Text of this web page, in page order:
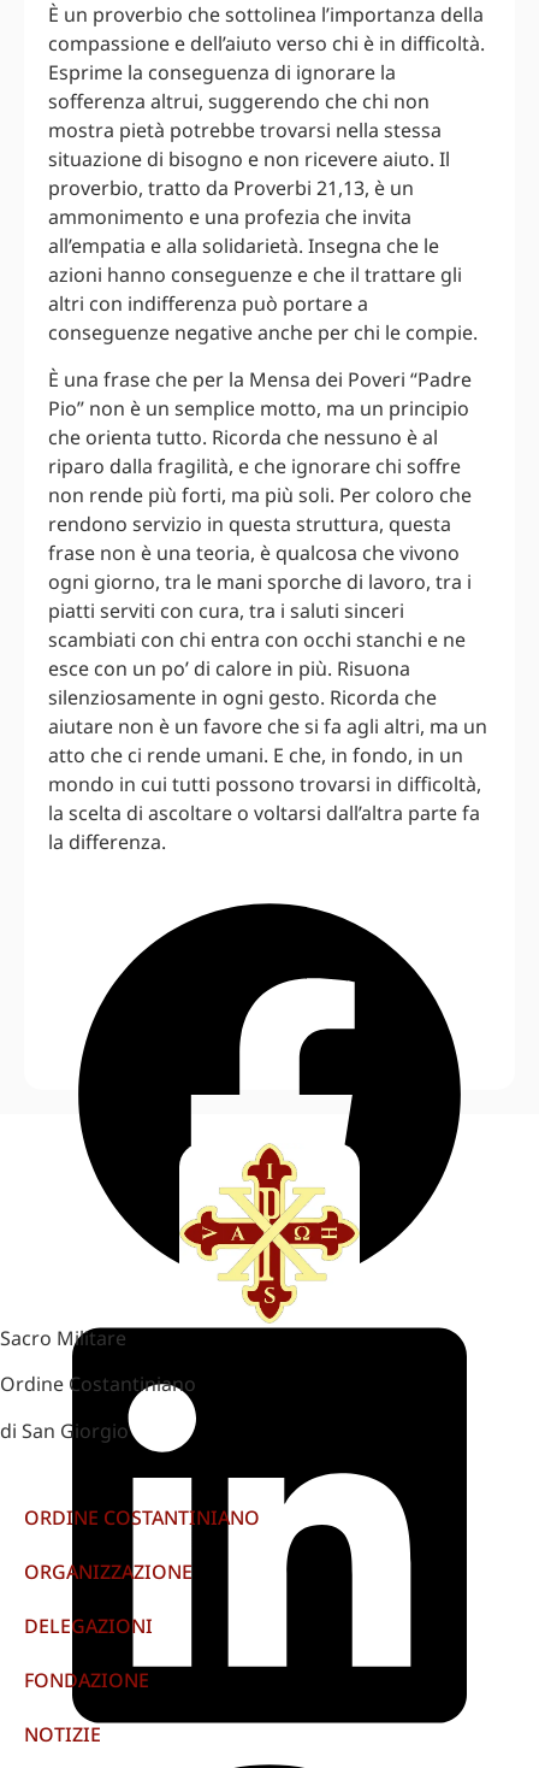
È un proverbio che sottolinea l’importanza della
compassione e dell’aiuto verso chi è in difficoltà.
Esprime la conseguenza di ignorare la
sofferenza altrui, suggerendo che chi non
mostra pietà potrebbe trovarsi nella stessa
situazione di bisogno e non ricevere aiuto. Il
proverbio, tratto da Proverbi 21,13, è un
ammonimento e una profezia che invita
all’empatia e alla solidarietà. Insegna che le
azioni hanno conseguenze e che il trattare gli
altri con indifferenza può portare a
conseguenze negative anche per chi le compie.
È una frase che per la Mensa dei Poveri “Padre
Pio” non è un semplice motto, ma un principio
che orienta tutto. Ricorda che nessuno è al
riparo dalla fragilità, e che ignorare chi soffre
non rende più forti, ma più soli. Per coloro che
rendono servizio in questa struttura, questa
frase non è una teoria, è qualcosa che vivono
ogni giorno, tra le mani sporche di lavoro, tra i
piatti serviti con cura, tra i saluti sinceri
scambiati con chi entra con occhi stanchi e ne
esce con un po’ di calore in più. Risuona
silenziosamente in ogni gesto. Ricorda che
aiutare non è un favore che si fa agli altri, ma un
atto che ci rende umani. E che, in fondo, in un
mondo in cui tutti possono trovarsi in difficoltà,
la scelta di ascoltare o voltarsi dall’altra parte fa
la differenza.
Sacro Militare
Ordine Costantiniano
di San Giorgio
ORDINE COSTANTINIANO
ORGANIZZAZIONE
DELEGAZIONI
FONDAZIONE
NOTIZIE